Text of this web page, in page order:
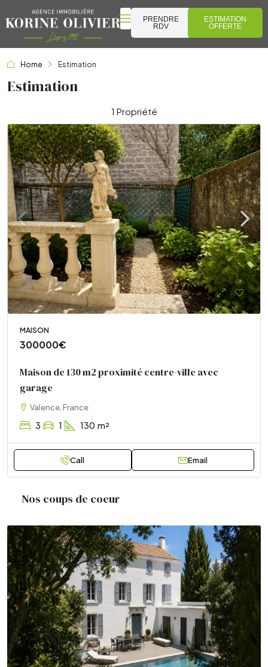
PRENDRE
RDV
ESTIMATION
OFFERTE
Home Estimation
Estimation
1 Propriété
MAISON
300000€
Maison de 130 m2 proximité centre-ville avec
garage
Valence, France
3 1 130 m²
Call Email
Nos coups de coeur